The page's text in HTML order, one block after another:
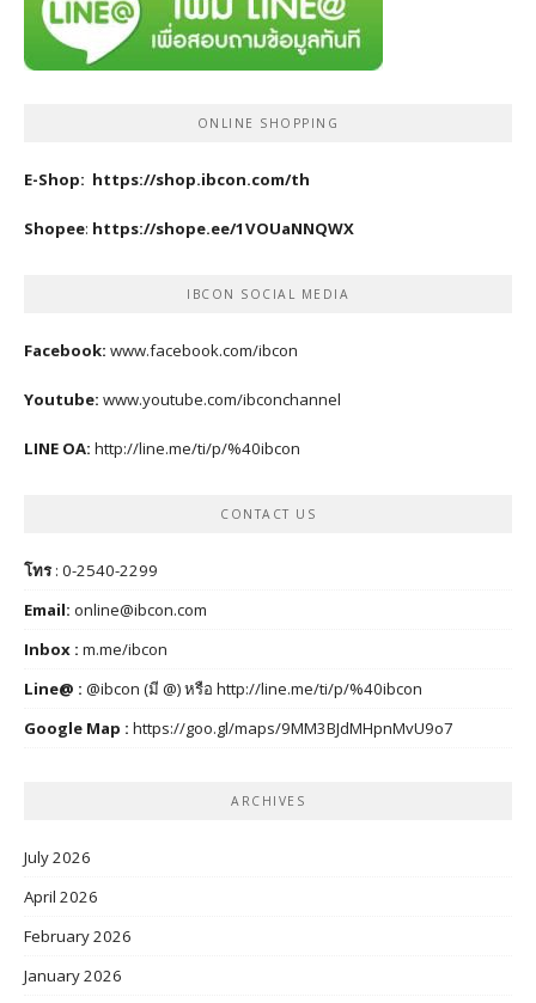
ONLINE SHOPPING
E-Shop: https://shop.ibcon.com/th
Shopee: https://shope.ee/1VOUaNNQWX
IBCON SOCIAL MEDIA
Facebook: www.facebook.com/ibcon
Youtube: www.youtube.com/ibconchannel
LINE OA: http://line.me/ti/p/%40ibcon
CONTACT US
โทร: 0-2540-2299
Email: online@ibcon.com
Inbox : m.me/ibcon
Line@ : @ibcon (มี @) หรือ http://line.me/ti/p/%40ibcon
Google Map : https://goo.gl/maps/9MM3BJdMHpnMvU9o7
ARCHIVES
July 2026
April 2026
February 2026
January 2026